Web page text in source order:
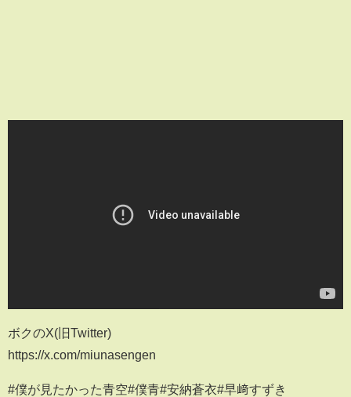
ボクのX(旧Twitter)
https://x.com/miunasengen
#僕が見たかった青空#僕青#安納蒼衣#早﨑すずき